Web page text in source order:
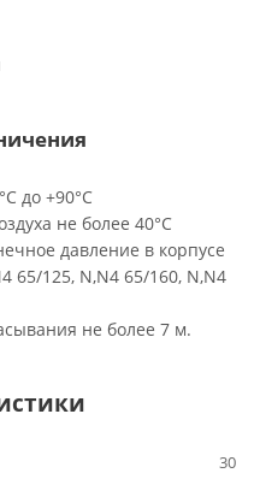
до +90°C
не более 40°C
давление в корпусе
65/125, N,N4 65/160, N,N4
не более 7 м.
30